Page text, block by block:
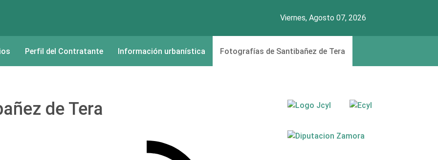
Viernes, Agosto 07, 2026
Perfil del Contratante Información urbanística Fotografías de Santibañez de Tera
de Tera